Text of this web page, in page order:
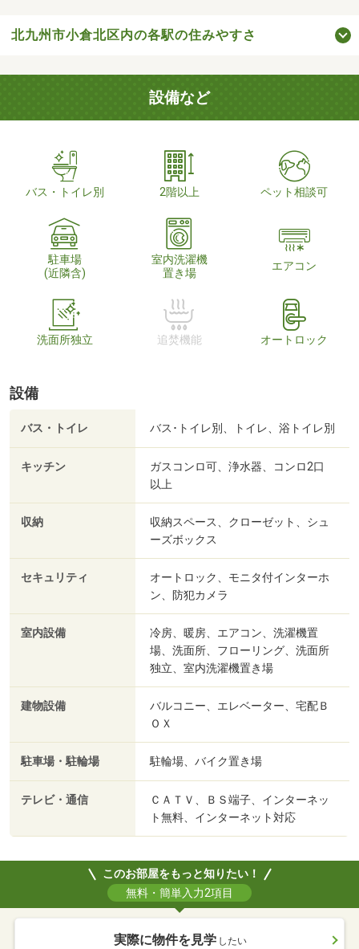
北九州市小倉北区内の各駅の住みやすさ
設備など
バス・トイレ別 2階以上 ペット相談可
駐車場
(近隣含)
室内洗濯機
置き場
エアコン
洗面所独立 追焚機能 オートロック
設備
バス・トイレ バス･トイレ別、トイレ、浴トイレ別
キッチン
ガスコンロ可、浄水器、コンロ2口
以上
収納
収納スペース、クローゼット、シュ
ーズボックス
セキュリティ
オートロック、モニタ付インターホ
ン、防犯カメラ
室内設備
冷房、暖房、エアコン、洗濯機置
場、洗面所、フローリング、洗面所
独立、室内洗濯機置き場
建物設備
バルコニー、エレベーター、宅配Ｂ
ＯＸ
駐車場・駐輪場 駐輪場、バイク置き場
テレビ・通信
ＣＡＴＶ、ＢＳ端子、インターネッ
ト無料、インターネット対応
このお部屋をもっと知りたい！
無料・簡単入力2項目
実際に物件を見学 したい